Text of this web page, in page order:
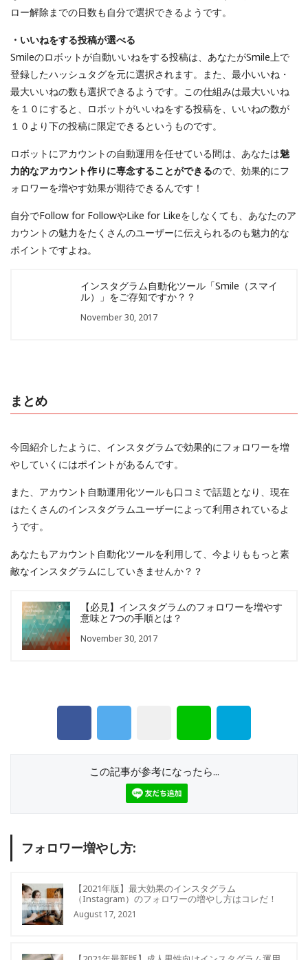
ロー解除までの日数も自分で選択できるようです。
・いいねをする投稿が選べる
Smileのロボットが自動いいねをする投稿は、あなたがSmile上で
登録したハッシュタグを元に選択されます。また、最小いいね・
最大いいねの数も選択できるようです。この仕組みは最大いいね
を１０にすると、ロボットがいいねをする投稿を、いいねの数が
１０より下の投稿に限定できるというものです。
ロボットにアカウントの自動運用を任せている間は、あなたは魅
力的なアカウント作りに専念することができるので、効果的にフ
ォロワーを増やす効果が期待できるんです！
自分でFollow for FollowやLike for Likeをしなくても、あなたのア
カウントの魅力をたくさんのユーザーに伝えられるのも魅力的な
ポイントですよね。
インスタグラム自動化ツール「Smile（スマイ
ル）」をご存知ですか？？
November 30, 2017
まとめ
今回紹介したように、インスタグラムで効果的にフォロワーを増
やしていくにはポイントがあるんです。
また、アカウント自動運用化ツールも口コミで話題となり、現在
はたくさんのインスタグラムユーザーによって利用されているよ
うです。
あなたもアカウント自動化ツールを利用して、今よりももっと素
敵なインスタグラムにしていきませんか？？
【必見】インスタグラムのフォロワーを増やす
意味と7つの手順とは？
November 30, 2017
この記事が参考になったら...
フォロワー増やし方:
【2021年版】最大効果のインスタグラム
（Instagram）のフォロワーの増やし方はコレだ！
August 17, 2021